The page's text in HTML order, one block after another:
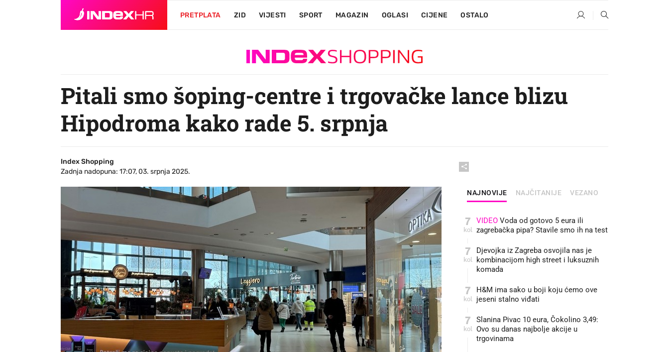
PRETPLATA ZID VIJESTI SPORT MAGAZIN OGLASI CIJENE OSTALO
Pitali smo šoping-centre i trgovačke lance blizu
Hipodroma kako rade 5. srpnja
Index Shopping
Zadnja nadopuna: 17:07, 03. srpnja 2025.
NAJNOVIJE NAJČITANIJE VEZANO
7
kol
VIDEO Voda od gotovo 5 eura ili
zagrebačka pipa? Stavile smo ih na test
7
kol
Djevojka iz Zagreba osvojila nas je
kombinacijom high street i luksuznih
komada
7
kol
H&M ima sako u boji koju ćemo ove
jeseni stalno viđati
7
kol
Slanina Pivac 10 eura, Čokolino 3,49:
Ovo su danas najbolje akcije u
trgovinama